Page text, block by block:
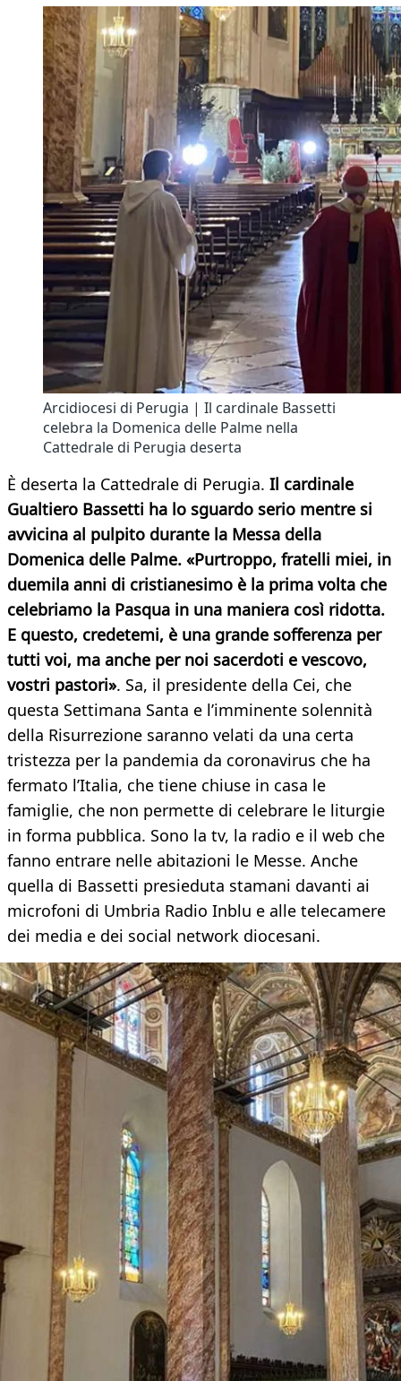
Arcidiocesi di Perugia | Il cardinale Bassetti
celebra la Domenica delle Palme nella
Cattedrale di Perugia deserta
È deserta la Cattedrale di Perugia. Il cardinale
Gualtiero Bassetti ha lo sguardo serio mentre si
avvicina al pulpito durante la Messa della
Domenica delle Palme. «Purtroppo, fratelli miei, in
duemila anni di cristianesimo è la prima volta che
celebriamo la Pasqua in una maniera così ridotta.
E questo, credetemi, è una grande sofferenza per
tutti voi, ma anche per noi sacerdoti e vescovo,
vostri pastori». Sa, il presidente della Cei, che
questa Settimana Santa e l’imminente solennità
della Risurrezione saranno velati da una certa
tristezza per la pandemia da coronavirus che ha
fermato l’Italia, che tiene chiuse in casa le
famiglie, che non permette di celebrare le liturgie
in forma pubblica. Sono la tv, la radio e il web che
fanno entrare nelle abitazioni le Messe. Anche
quella di Bassetti presieduta stamani davanti ai
microfoni di Umbria Radio Inblu e alle telecamere
dei media e dei social network diocesani.